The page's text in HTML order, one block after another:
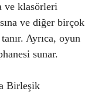
ve klasörleri
ve diğer birçok
Ayrıca, oyun
sunar.
Birleşik